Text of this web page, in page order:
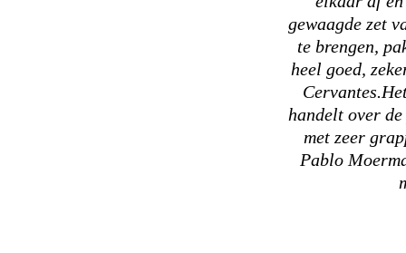
gewaagde zet
te brengen,
heel goed,
handelt over
met zeer
Pablo